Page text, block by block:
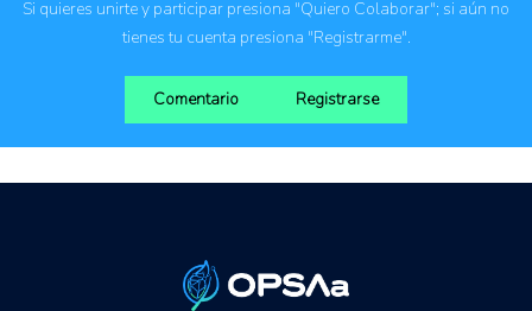
Instituciones públicas
Si quieres unirte y participar presiona "Quiero Colaborar"; si aún no
tienes tu cuenta presiona "Registrarme".
Comentario Registrarse